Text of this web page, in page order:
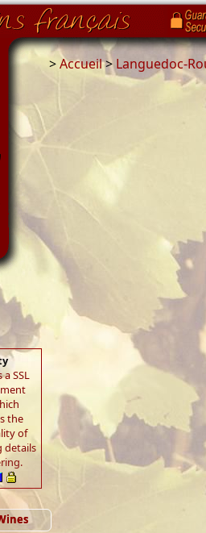
SSL
the
of
details
>Accueil>Languedoc-